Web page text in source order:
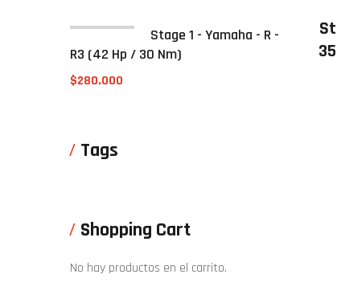
Stage 1 - Yamaha - R -
R3 (42 Hp / 30 Nm)
$280.000
Tags
Shopping Cart
No hay productos en el carrito.